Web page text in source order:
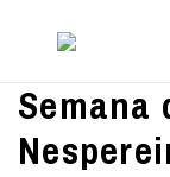
Semana